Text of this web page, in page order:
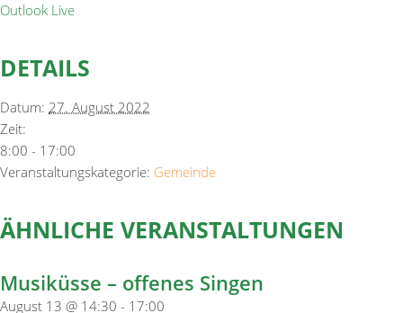
Outlook Live
DETAILS
Datum: 27. August 2022
Zeit:
8:00 - 17:00
Veranstaltungskategorie: Gemeinde
ÄHNLICHE VERANSTALTUNGEN
Musiküsse – offenes Singen
August 13 @ 14:30 - 17:00